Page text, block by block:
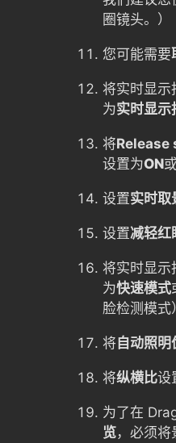
圈镜头。）
您可能需要
将实时显示
为实时显示
将
设置为ON
设置实时取
设置减轻红
将实时显示
为快速模式
脸检测模式
将自动照明
将纵横比设
为了在
览，必须